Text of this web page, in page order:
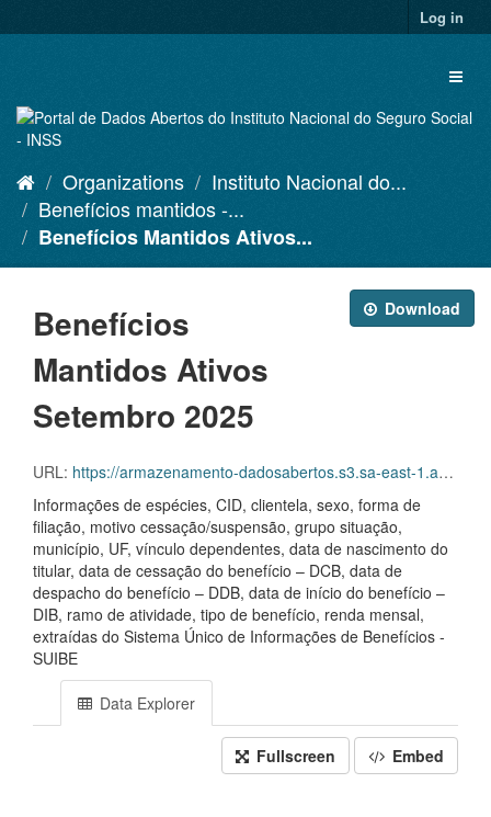
to
Log in
Organizations
Instituto Nacional do...
Benefícios mantidos -...
Benefícios Mantidos Ativos...
Download
Benefícios
Mantidos Ativos
Setembro 2025
URL: https://armazenamento-dadosabertos.s3.sa-east-1.amazonaws.com/PDA_2025_2027/Grupos_de_dados/Benef%C3%ADcios+mantidos/D.SDA.PDA.004.MANATIVOS.202509.CVS.ZIP
Informações de espécies, CID, clientela, sexo, forma de
filiação, motivo cessação/suspensão, grupo situação,
município, UF, vínculo dependentes, data de nascimento do
titular, data de cessação do benefício – DCB, data de
despacho do benefício – DDB, data de início do benefício –
DIB, ramo de atividade, tipo de benefício, renda mensal,
extraídas do Sistema Único de Informações de Benefícios -
SUIBE
Data Explorer
Fullscreen Embed